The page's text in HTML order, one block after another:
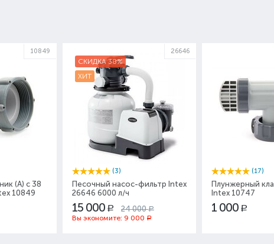
10849
(А) с 38
10849
СКИДКА 38%
ХИТ
26646
(3)
Песочный насос-фильтр Intex
26646 6000 л/ч
15 000 Р 24 000 Р
Вы экономите: 9 000 Р
(17)
Плунжерный
Intex 10747
1 000 Р